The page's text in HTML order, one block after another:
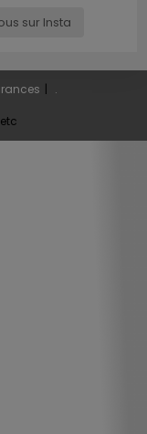
sur Insta
.